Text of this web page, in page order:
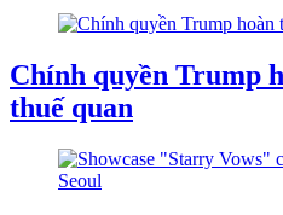
Chính quyền Trump
thuế quan